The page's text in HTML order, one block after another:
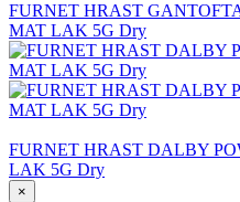
FURNET HRAST
MAT LAK 5G Dry
FURNET HRAST DALBY
LAK 5G Dry
×